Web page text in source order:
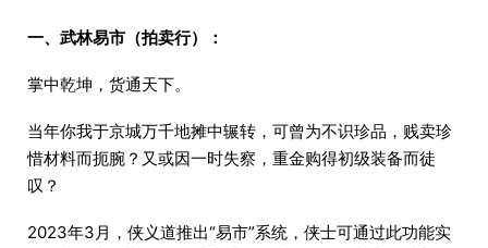
一、武林易市（拍卖行）：
掌中乾坤，货通天下。
当年你我于京城万千地摊中辗转，可曾为不识珍品，贱卖珍
惜材料而扼腕？又或因一时失察，重金购得初级装备而徒
叹？
2023年3月，侠义道推出“易市”系统，侠士可通过此功能实